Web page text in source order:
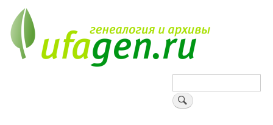
основному
содержанию
Поиск